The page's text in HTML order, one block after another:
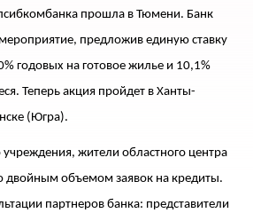
прошла в Тюмени. Банк
предложив единую ставку
годовых на готовое жилье и 10,1%
Теперь акция пройдет в Ханты-
(Югра).
жители областного центра
двойным объемом заявок на кредиты.
партнеров банка: представители